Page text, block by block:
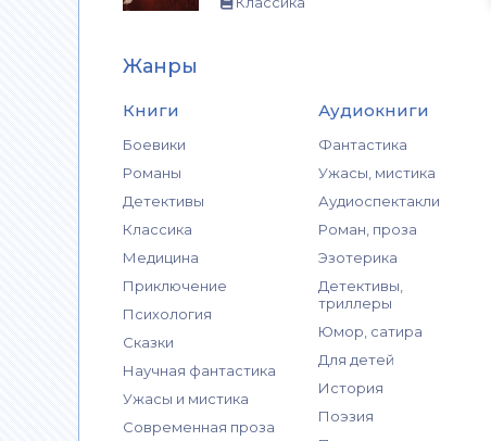
Жанры
Книги
Боевики
Романы
Детективы
Классика
Медицина
Приключение
Психология
Сказки
Научная фантастика
Ужасы и мистика
Современная проза
Аудиокниги
Фантастика
Ужасы, мистика
Аудиоспектакли
Роман, проза
Эзотерика
Детективы,
триллеры
Юмор, сатира
Для детей
История
Поэзия